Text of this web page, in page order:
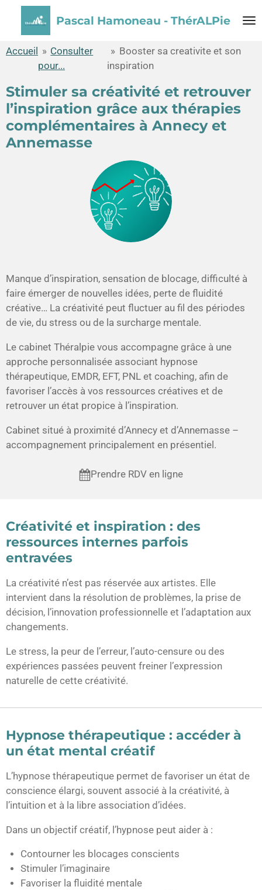
principal
Pascal Hamoneau - ThérALPie
Accueil » Consulter
pour...
» Booster sa creativite et son
inspiration
Stimuler sa créativité et retrouver
l’inspiration grâce aux thérapies
complémentaires à Annecy et
Annemasse
Manque d’inspiration, sensation de blocage, difficulté à
faire émerger de nouvelles idées, perte de fluidité
créative… La créativité peut fluctuer au fil des périodes
de vie, du stress ou de la surcharge mentale.
Le cabinet Théralpie vous accompagne grâce à une
approche personnalisée associant hypnose
thérapeutique, EMDR, EFT, PNL et coaching, afin de
favoriser l’accès à vos ressources créatives et de
retrouver un état propice à l’inspiration.
Cabinet situé à proximité d’Annecy et d’Annemasse –
accompagnement principalement en présentiel.
Prendre RDV en ligne
Créativité et inspiration : des
ressources internes parfois
entravées
La créativité n’est pas réservée aux artistes. Elle
intervient dans la résolution de problèmes, la prise de
décision, l’innovation professionnelle et l’adaptation aux
changements.
Le stress, la peur de l’erreur, l’auto-censure ou des
expériences passées peuvent freiner l’expression
naturelle de cette créativité.
Hypnose thérapeutique : accéder à
un état mental créatif
L’hypnose thérapeutique permet de favoriser un état de
conscience élargi, souvent associé à la créativité, à
l’intuition et à la libre association d’idées.
Dans un objectif créatif, l’hypnose peut aider à :
Contourner les blocages conscients
Stimuler l’imaginaire
Favoriser la fluidité mentale